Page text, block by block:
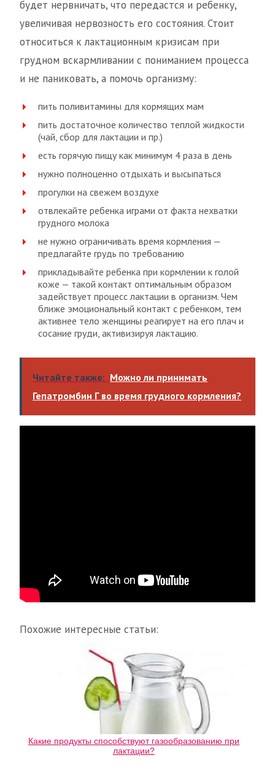
будет нервничать, что передастся и ребенку,
увеличивая нервозность его состояния. Стоит
относиться к лактационным кризисам при
грудном вскармливании с пониманием процесса
и не паниковать, а помочь организму:
пить поливитамины для кормящих мам
пить достаточное количество теплой жидкости
(чай, сбор для лактации и пр.)
есть горячую пищу как минимум 4 раза в день
нужно полноценно отдыхать и высыпаться
прогулки на свежем воздухе
отвлекайте ребенка играми от факта нехватки
грудного молока
не нужно ограничивать время кормления —
предлагайте грудь по требованию
прикладывайте ребенка при кормлении к голой
коже — такой контакт оптимальным образом
задействует процесс лактации в организм. Чем
ближе эмоциональный контакт с ребенком, тем
активнее тело женщины реагирует на его плач и
сосание груди, активизируя лактацию.
Читайте также: Можно ли принимать
Гепатромбин Г во время грудного кормления?
Похожие интересные статьи:
Какие продукты способствуют газообразованию при
лактации?